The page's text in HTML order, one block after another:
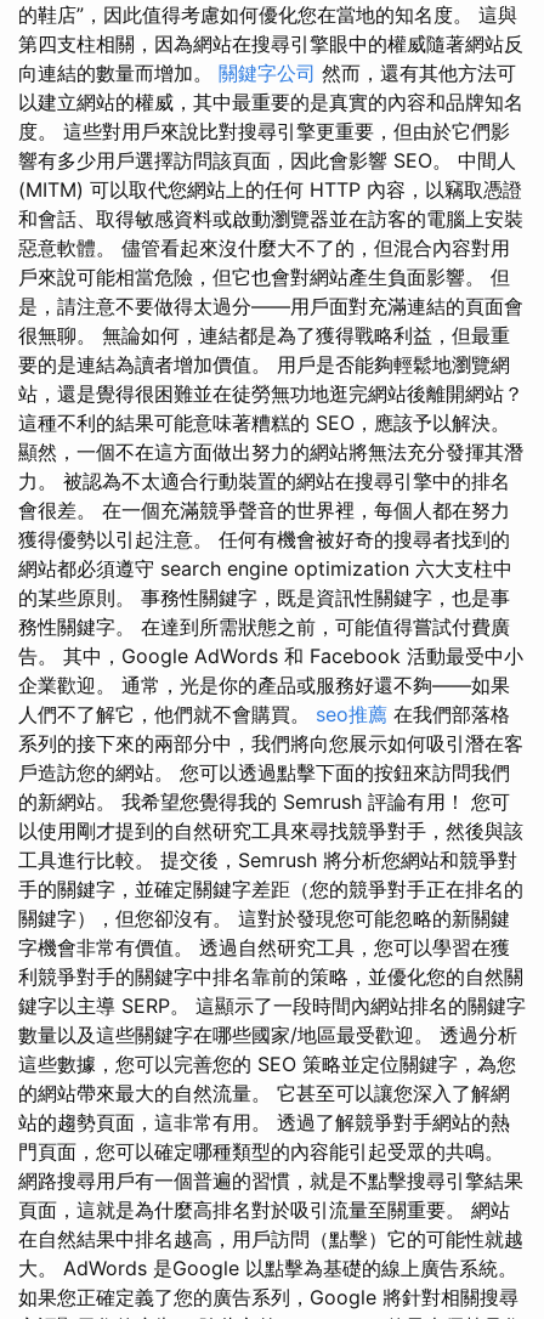
的鞋店”，因此值得考慮如何優化您在當地的知名度。 這與
第四支柱相關，因為網站在搜尋引擎眼中的權威隨著網站反
向連結的數量而增加。 關鍵字公司 然而，還有其他方法可
以建立網站的權威，其中最重要的是真實的內容和品牌知名
度。 這些對用戶來說比對搜尋引擎更重要，但由於它們影
響有多少用戶選擇訪問該頁面，因此會影響 SEO。 中間人
(MITM) 可以取代您網站上的任何 HTTP 內容，以竊取憑證
和會話、取得敏感資料或啟動瀏覽器並在訪客的電腦上安裝
惡意軟體。 儘管看起來沒什麼大不了的，但混合內容對用
戶來說可能相當危險，但它也會對網站產生負面影響。 但
是，請注意不要做得太過分——用戶面對充滿連結的頁面會
很無聊。 無論如何，連結都是為了獲得戰略利益，但最重
要的是連結為讀者增加價值。 用戶是否能夠輕鬆地瀏覽網
站，還是覺得很困難並在徒勞無功地逛完網站後離開網站？
這種不利的結果可能意味著糟糕的 SEO，應該予以解決。
顯然，一個不在這方面做出努力的網站將無法充分發揮其潛
力。 被認為不太適合行動裝置的網站在搜尋引擎中的排名
會很差。 在一個充滿競爭聲音的世界裡，每個人都在努力
獲得優勢以引起注意。 任何有機會被好奇的搜尋者找到的
網站都必須遵守 search engine optimization 六大支柱中
的某些原則。 事務性關鍵字，既是資訊性關鍵字，也是事
務性關鍵字。 在達到所需狀態之前，可能值得嘗試付費廣
告。 其中，Google AdWords 和 Facebook 活動最受中小
企業歡迎。 通常，光是你的產品或服務好還不夠——如果
人們不了解它，他們就不會購買。 seo推薦 在我們部落格
系列的接下來的兩部分中，我們將向您展示如何吸引潛在客
戶造訪您的網站。 您可以透過點擊下面的按鈕來訪問我們
的新網站。 我希望您覺得我的 Semrush 評論有用！ 您可
以使用剛才提到的自然研究工具來尋找競爭對手，然後與該
工具進行比較。 提交後，Semrush 將分析您網站和競爭對
手的關鍵字，並確定關鍵字差距（您的競爭對手正在排名的
關鍵字），但您卻沒有。 這對於發現您可能忽略的新關鍵
字機會非常有價值。 透過自然研究工具，您可以學習在獲
利競爭對手的關鍵字中排名靠前的策略，並優化您的自然關
鍵字以主導 SERP。 這顯示了一段時間內網站排名的關鍵字
數量以及這些關鍵字在哪些國家/地區最受歡迎。 透過分析
這些數據，您可以完善您的 SEO 策略並定位關鍵字，為您
的網站帶來最大的自然流量。 它甚至可以讓您深入了解網
站的趨勢頁面，這非常有用。 透過了解競爭對手網站的熱
門頁面，您可以確定哪種類型的內容能引起受眾的共鳴。
網路搜尋用戶有一個普遍的習慣，就是不點擊搜尋引擎結果
頁面，這就是為什麼高排名對於吸引流量至關重要。 網站
在自然結果中排名越高，用戶訪問（點擊）它的可能性就越
大。 AdWords 是Google 以點擊為基礎的線上廣告系統。
如果您正確定義了您的廣告系列，Google 將針對相關搜尋